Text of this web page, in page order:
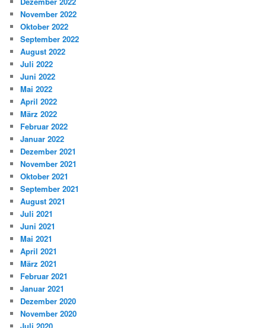
November 2022
Oktober 2022
September 2022
August 2022
Juli 2022
Juni 2022
Mai 2022
April 2022
März 2022
Februar 2022
Januar 2022
Dezember 2021
November 2021
Oktober 2021
September 2021
August 2021
Juli 2021
Juni 2021
Mai 2021
April 2021
März 2021
Februar 2021
Januar 2021
Dezember 2020
November 2020
Juli 2020